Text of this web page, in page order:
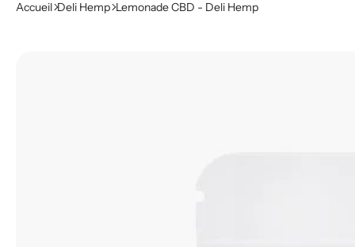
Accueil Deli Hemp Lemonade CBD - Deli Hemp